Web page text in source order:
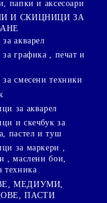
папки и аксесоари
И СКИЦНИЦИ ЗА
акварел
графика , печат и
смесени техники
за акварел
и скечбук за
пастел и туш
за маркери ,
, маслени бои,
техника
МЕДИУМИ,
ПАСТИ